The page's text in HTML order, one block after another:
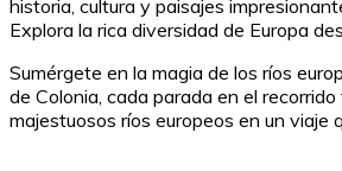
historia, cultura y paisajes
Explora la rica diversidad de Europa
Sumérgete en la magia de los ríos
de Colonia, cada parada en el
majestuosos ríos europeos en un viaje